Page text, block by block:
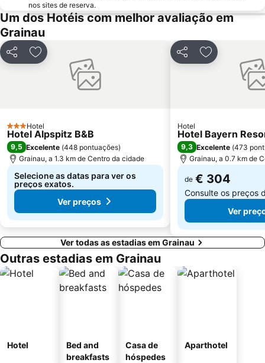
nos sites de reserva.
Um dos Hotéis com melhor avaliação em
Grainau
PartilharAdicionar aos favoritos
3 Estrelas
Hotel
Hotel Alpspitz B&B
9,5 Excelente (448 pontuações)
Grainau, a 1.3 km de Centro da cidade
Selecione as datas para ver os
preços exatos.
Ver preços
PartilharAdicionar
Hotel
Hotel Bayern
9,3 Excelente (473
Grainau, a 0.7 km de
de € 304
Consulte os preços
Ver
Ver todas as estadias em Grainau
Outras estadias em Grainau
Hotel
Bed and
breakfasts
Casa de
hóspedes
Aparthotel